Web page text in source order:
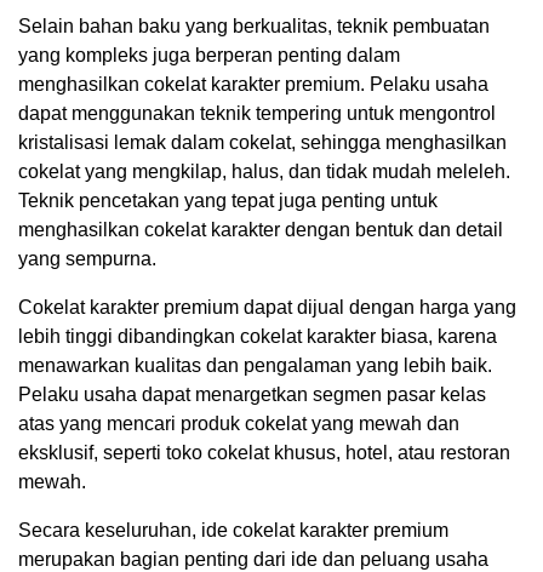
Selain bahan baku yang berkualitas, teknik pembuatan
yang kompleks juga berperan penting dalam
menghasilkan cokelat karakter premium. Pelaku usaha
dapat menggunakan teknik tempering untuk mengontrol
kristalisasi lemak dalam cokelat, sehingga menghasilkan
cokelat yang mengkilap, halus, dan tidak mudah meleleh.
Teknik pencetakan yang tepat juga penting untuk
menghasilkan cokelat karakter dengan bentuk dan detail
yang sempurna.
Cokelat karakter premium dapat dijual dengan harga yang
lebih tinggi dibandingkan cokelat karakter biasa, karena
menawarkan kualitas dan pengalaman yang lebih baik.
Pelaku usaha dapat menargetkan segmen pasar kelas
atas yang mencari produk cokelat yang mewah dan
eksklusif, seperti toko cokelat khusus, hotel, atau restoran
mewah.
Secara keseluruhan, ide cokelat karakter premium
merupakan bagian penting dari ide dan peluang usaha